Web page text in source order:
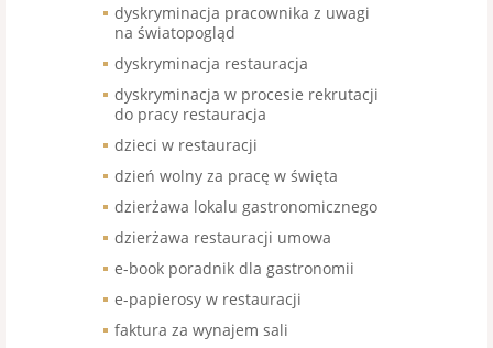
dyskryminacja pracownika z uwagi
na światopogląd
dyskryminacja restauracja
dyskryminacja w procesie rekrutacji
do pracy restauracja
dzieci w restauracji
dzień wolny za pracę w święta
dzierżawa lokalu gastronomicznego
dzierżawa restauracji umowa
e-book poradnik dla gastronomii
e-papierosy w restauracji
faktura za wynajem sali